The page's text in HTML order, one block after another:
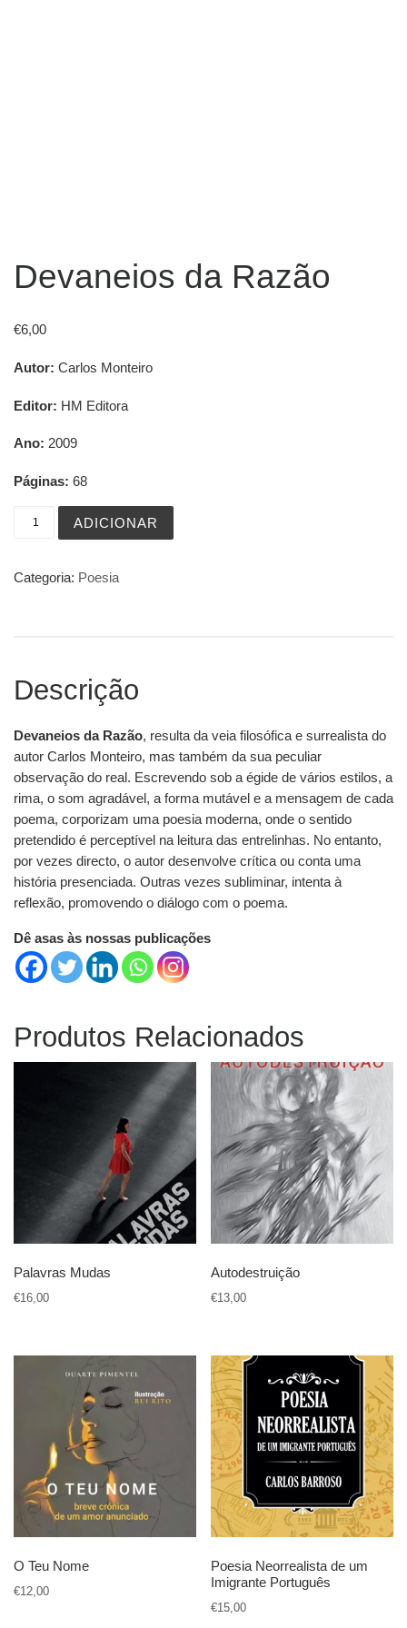
Devaneios da Razão
€6,00
Autor: Carlos Monteiro
Editor: HM Editora
Ano: 2009
Páginas: 68
ADICIONAR
Categoria: Poesia
Descrição
Devaneios da Razão, resulta da veia filosófica e surrealista do
autor Carlos Monteiro, mas também da sua peculiar
observação do real. Escrevendo sob a égide de vários estilos, a
rima, o som agradável, a forma mutável e a mensagem de cada
poema, corporizam uma poesia moderna, onde o sentido
pretendido é perceptível na leitura das entrelinhas. No entanto,
por vezes directo, o autor desenvolve crítica ou conta uma
história presenciada. Outras vezes subliminar, intenta à
reflexão, promovendo o diálogo com o poema.
Dê asas às nossas publicações
Produtos Relacionados
Palavras Mudas
€16,00
Autodestruição
€13,00
O Teu Nome
€12,00
Poesia Neorrealista de um
Imigrante Português
€15,00